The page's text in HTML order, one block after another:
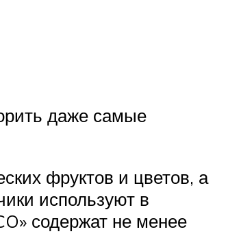
даже самые
фруктов и цветов, а
используют в
содержат не менее